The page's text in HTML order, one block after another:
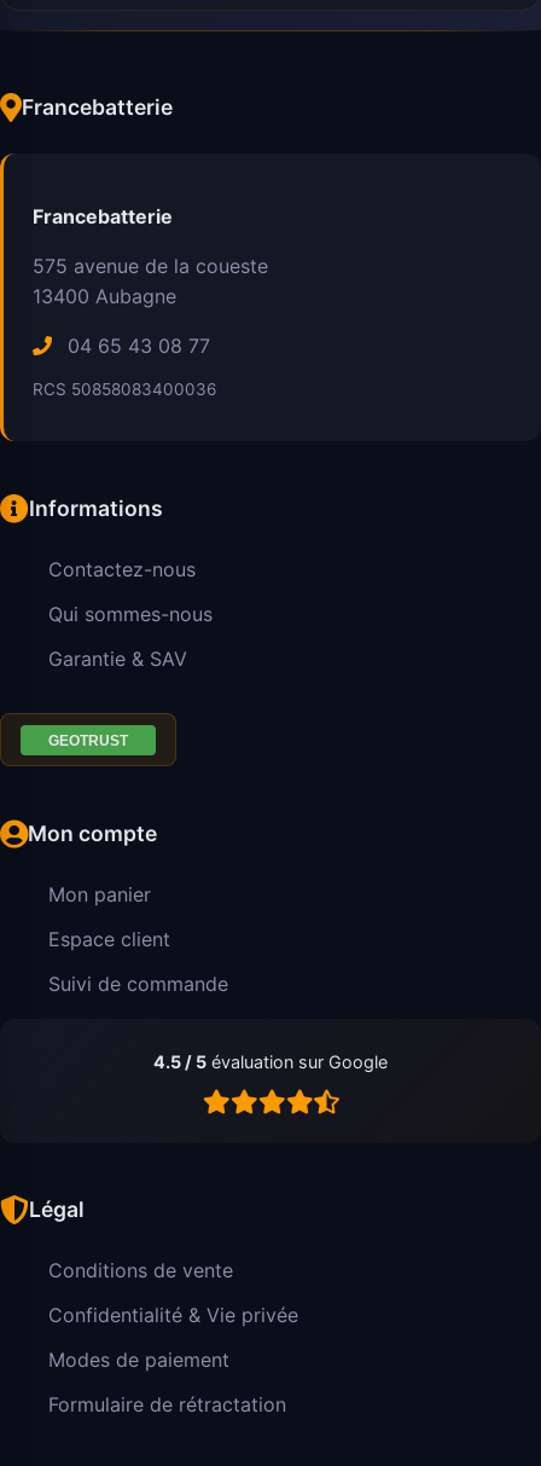
Francebatterie
Francebatterie
575 avenue de la coueste
13400 Aubagne
04 65 43 08 77
RCS 50858083400036
Informations
Contactez-nous
Qui sommes-nous
Garantie & SAV
Mon compte
Mon panier
Espace client
Suivi de commande
4.5 / 5 évaluation sur Google
Légal
Conditions de vente
Confidentialité & Vie privée
Modes de paiement
Formulaire de rétractation